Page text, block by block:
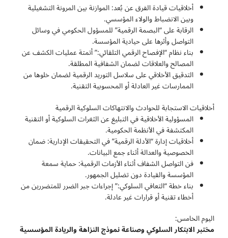
أخلاقيات قيادة الفرق عن بُعد: الموازنة بين المرونة التشغيلية
وبين الانضباط والولاء المؤسسي.
الرقابة على “البصمة الرقمية” للمسؤول الحكومي في وسائل
التواصل وأثرها على حيادية المؤسسة.
بناء نظام “الإفصاح الرقمي التلقائي:” أتمتة عمليات الكشف عن
المصالح والعلاقات لضمان الشفافية المطلقة.
التدقيق الأخلاقي على سلاسل التوريد الرقمية لضمان خلوها من
الممارسات غير العادلة أو المحسوبية التقنية.
أخلاقيات الاستجابة للحوادث والانتهاكات السلوكية الرقمية
المسؤولية الأخلاقية في التبليغ عن الثغرات السلوكية أو التقنية
المكتشفة في الأنظمة الحكومية.
أخلاقيات إدارة “الأدلة الرقمية” في التحقيقات الإدارية: ضمان
الخصوصية والعدالة أثناء جمع البيانات.
فن التواصل الشفاف أثناء الأزمات الرقمية: حماية سمعة
المؤسسة والقيادة دون تضليل الجمهور.
بناء خطة “التعافي السلوكي:” إجراءات جبر الضرر للمتضررين من
أخطاء تقنية أو قرارات غير عادلة.
اليوم الخامس:
مختبر الابتكار السلوكي وصناعة نموذج النزاهة والريادة المؤسسية